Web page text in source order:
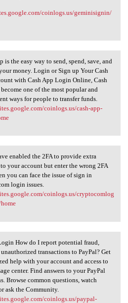
coinlogs.us/geminisignin/
is the easy way to
is the easy way to send, spend, save, and
money. Login or Sign up Your Cash
with Cash App Login Online, Cash
one of the most popular and
ways for people to transfer funds.
coinlogs.us/cash-app-
enabled the 2FA
enabled the 2FA to provide extra
your account but enter the wrong 2FA
you can face the issue of sign in
login issues.
coinlogs.us/cryptocomlog
How do I report
How do I report potential fraud,
transactions to PayPal? Get
help with your account and access to
center. Find answers to your PayPal
Browse common questions, watch
ask the Community.
coinlogs.us/paypal-